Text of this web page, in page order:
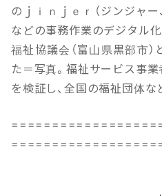
のｊｉｎｊｅｒ（ジンジャー
などの事務作業のデジタル
福祉協議会（富山県黒部市
た＝写真。福祉サービス事
を検証し、全国の福祉団体な